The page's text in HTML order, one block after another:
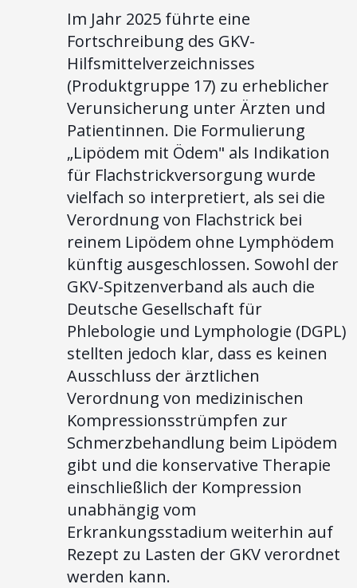
Im Jahr 2025 führte eine
Fortschreibung des GKV-
Hilfsmittelverzeichnisses
(Produktgruppe 17) zu erheblicher
Verunsicherung unter Ärzten und
Patientinnen. Die Formulierung
„Lipödem mit Ödem" als Indikation
für Flachstrickversorgung wurde
vielfach so interpretiert, als sei die
Verordnung von Flachstrick bei
reinem Lipödem ohne Lymphödem
künftig ausgeschlossen. Sowohl der
GKV-Spitzenverband als auch die
Deutsche Gesellschaft für
Phlebologie und Lymphologie (DGPL)
stellten jedoch klar, dass es keinen
Ausschluss der ärztlichen
Verordnung von medizinischen
Kompressionsstrümpfen zur
Schmerzbehandlung beim Lipödem
gibt und die konservative Therapie
einschließlich der Kompression
unabhängig vom
Erkrankungsstadium weiterhin auf
Rezept zu Lasten der GKV verordnet
werden kann.